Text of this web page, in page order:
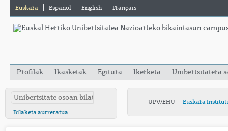
Euskara Español English Français
Profilak Ikasketak Egitura Ikerketa Unibertsitatera
Bilaketa aurreratua
UPV/EHU Euskara